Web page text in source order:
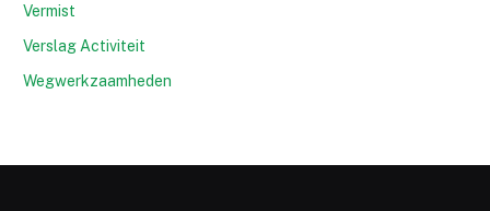
Vermist
Verslag Activiteit
Wegwerkzaamheden